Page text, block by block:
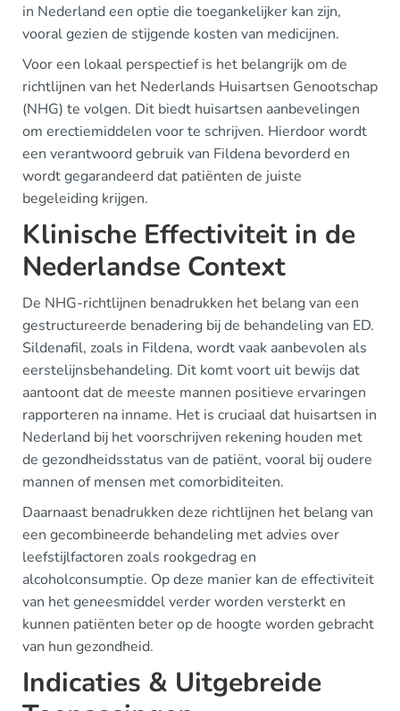
in Nederland een optie die toegankelijker kan zijn,
vooral gezien de stijgende kosten van medicijnen.
Voor een lokaal perspectief is het belangrijk om de
richtlijnen van het Nederlands Huisartsen Genootschap
(NHG) te volgen. Dit biedt huisartsen aanbevelingen
om erectiemiddelen voor te schrijven. Hierdoor wordt
een verantwoord gebruik van Fildena bevorderd en
wordt gegarandeerd dat patiënten de juiste
begeleiding krijgen.
Klinische Effectiviteit in de
Nederlandse Context
De NHG-richtlijnen benadrukken het belang van een
gestructureerde benadering bij de behandeling van ED.
Sildenafil, zoals in Fildena, wordt vaak aanbevolen als
eerstelijnsbehandeling. Dit komt voort uit bewijs dat
aantoont dat de meeste mannen positieve ervaringen
rapporteren na inname. Het is cruciaal dat huisartsen in
Nederland bij het voorschrijven rekening houden met
de gezondheidsstatus van de patiënt, vooral bij oudere
mannen of mensen met comorbiditeiten.
Daarnaast benadrukken deze richtlijnen het belang van
een gecombineerde behandeling met advies over
leefstijlfactoren zoals rookgedrag en
alcoholconsumptie. Op deze manier kan de effectiviteit
van het geneesmiddel verder worden versterkt en
kunnen patiënten beter op de hoogte worden gebracht
van hun gezondheid.
Indicaties & Uitgebreide